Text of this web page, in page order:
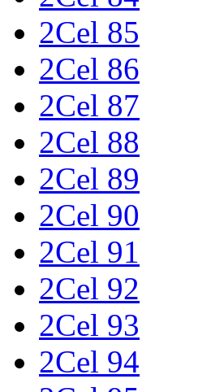
2Cel 85
2Cel 86
2Cel 87
2Cel 88
2Cel 89
2Cel 90
2Cel 91
2Cel 92
2Cel 93
2Cel 94